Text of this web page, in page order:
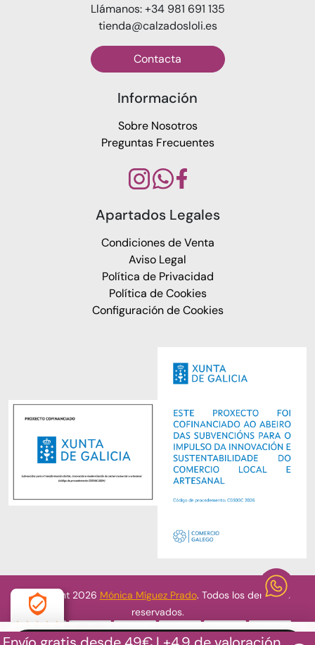
Llámanos: +34 981 691 135
tienda@calzadosloli.es
Contacta
Información
Sobre Nosotros
Preguntas Frecuentes
Apartados Legales
Condiciones de Venta
Aviso Legal
Política de Privacidad
Política de Cookies
Configuración de Cookies
Copyright 2026 Mónica Míguez Prado. Todos los derechos
reservados.
4.9